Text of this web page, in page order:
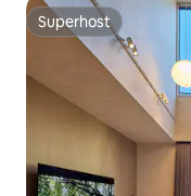
Superhost
Superhost